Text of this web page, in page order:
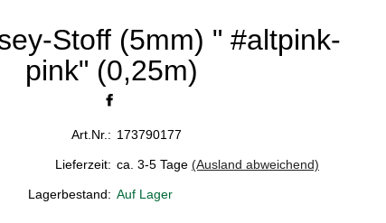
Stoff (5mm) " #altpink-
pink" (0,25m)
Art.Nr.: 173790177
Lieferzeit: ca. 3-5 Tage (Ausland abweichend)
Lagerbestand: Auf Lager